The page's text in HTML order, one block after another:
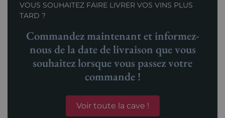
VOUS SOUHAITEZ FAIRE LIVRER VOS VINS PLUS
TARD ?
Commandez maintenant et informez-
nous de la date de livraison que vous
souhaitez lorsque vous passez votre
commande !
Voir toute la cave !